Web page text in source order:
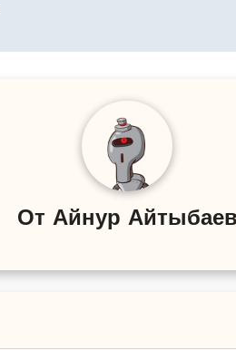
От Айнур Айтыбаев